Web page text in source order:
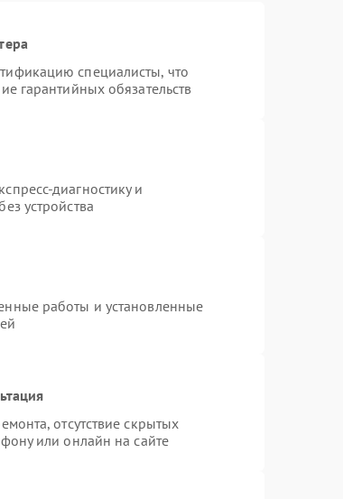
специалисты, что
гарантийных обязательств
диагностику и
устройства
работы и установленные
отсутствие скрытых
или онлайн на сайте